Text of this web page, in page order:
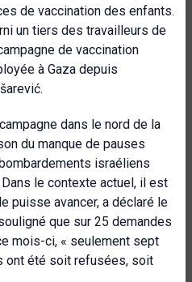
de vaccination des enfants.
un tiers des travailleurs de
de vaccination
à Gaza depuis
dans le nord de la
du manque de pauses
israéliens
le contexte actuel, il est
puisse avancer, a déclaré le
que sur 25 demandes
mois-ci, « seulement sept
ont été soit refusées, soit